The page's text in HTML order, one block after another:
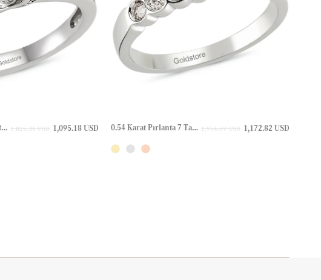
0.40 Karat Pırlanta Tektaş Altın Yüzük 1,095.18 USD
1,825.30 USD 0.54 Karat Pırlanta 7 Taş Sırataş Altın Yüzük 1,172.82 USD
1,954.69 USD